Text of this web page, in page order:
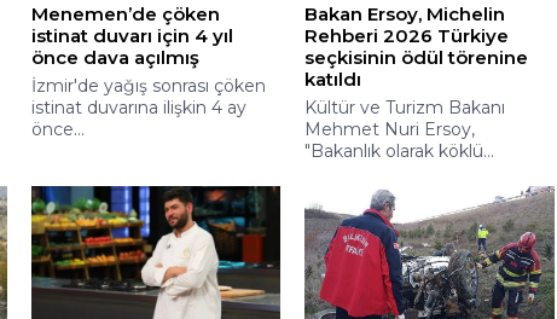
Menemen’de çöken
istinat duvarı için 4 yıl
önce dava açılmış
İzmir'de yağış sonrası çöken
istinat duvarına ilişkin 4 ay
önce...
Bakan Ersoy, Michelin
Rehberi 2026 Türkiye
seçkisinin ödül törenine
katıldı
Kültür ve Turizm Bakanı
Mehmet Nuri Ersoy,
"Bakanlık olarak köklü...